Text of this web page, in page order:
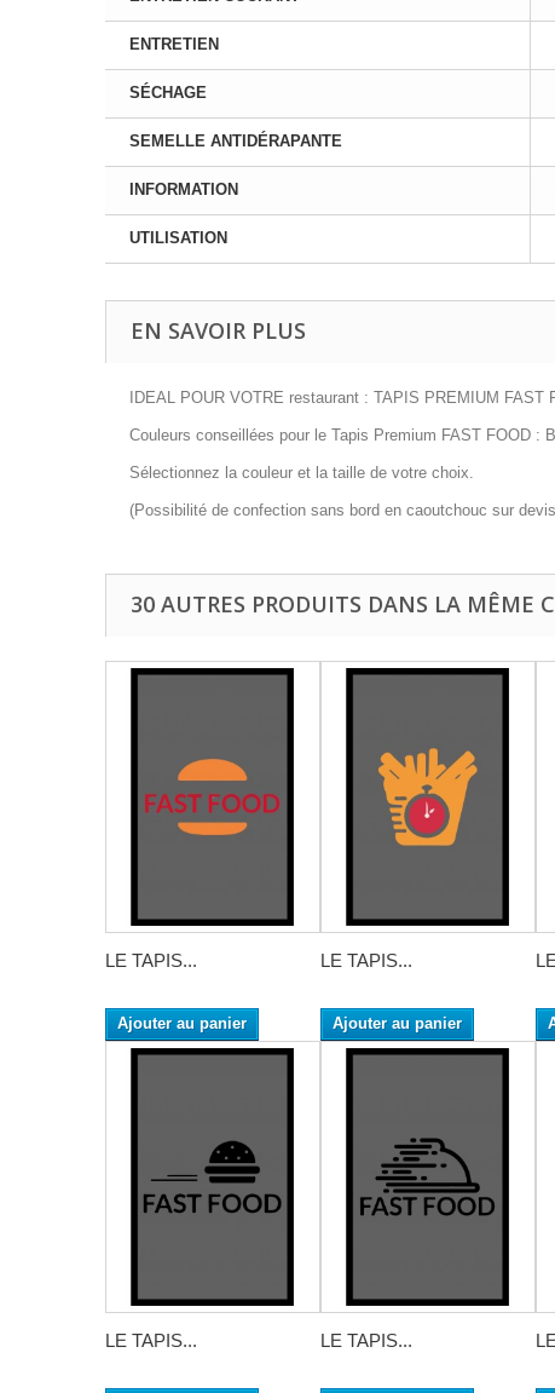
ENTRETIEN
SÉCHAGE
SEMELLE ANTIDÉRAPANTE
INFORMATION
UTILISATION
EN SAVOIR PLUS
IDEAL POUR VOTRE restaurant : TAPIS PREMIUM
Couleurs conseillées pour le Tapis Premium FAST FOOD :
Sélectionnez la couleur et la taille de votre choix.
(Possibilité de confection sans bord en caoutchouc sur
30 AUTRES PRODUITS DANS LA MÊME
LE TAPIS...
Ajouter au panier
LE TAPIS...
Ajouter au panier
LE TAPIS... LE TAPIS...